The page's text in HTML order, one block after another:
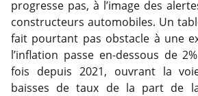
progresse pas, à l’image des
constructeurs automobiles. Un
fait pourtant pas obstacle à une
l’inflation passe en-dessous de
fois depuis 2021, ouvrant la
baisses de taux de la part de